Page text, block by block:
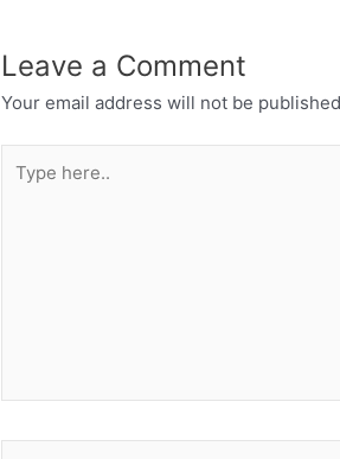
Leave a Comment
Your email address will not be
here..